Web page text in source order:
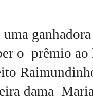
ganhadora
o prêmio ao
dama